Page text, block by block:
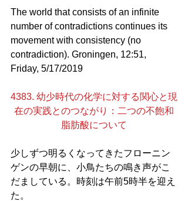
The world that consists of an infinite
number of contradictions continues its
movement with consistency (no
contradiction). Groningen, 12:51,
Friday, 5/17/2019
4383. 幼少時代の化学に対する関心と現
在の実践とのつながり：二つの不飽和
脂肪酸について
少しずつ明るくなってきたフローニン
ゲンの早朝に、小鳥たちの鳴き声がこ
だましている。時刻は午前5時半を迎え
た。